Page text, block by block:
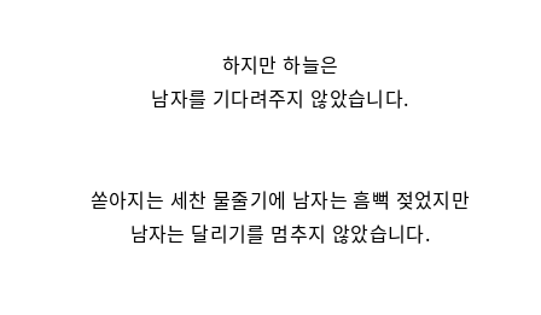
하지만 하늘은
남자를 기다려주지 않았습니다.
쏟아지는 세찬 물줄기에 남자는 흠뻑 젖었지만
남자는 달리기를 멈추지 않았습니다.